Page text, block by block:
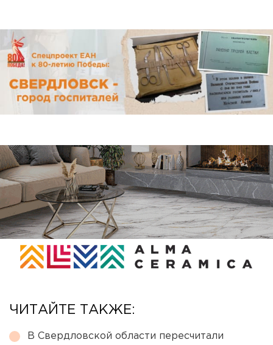
ЧИТАЙТЕ ТАКЖЕ:
В Свердловской области пересчитали